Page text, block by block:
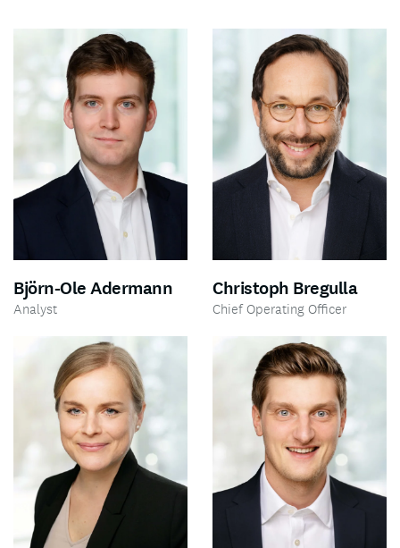
Björn-Ole Adermann
Analyst
Christoph Bregulla
Chief Operating Officer